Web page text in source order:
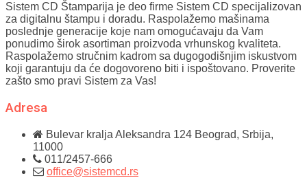
Sistem CD Štamparija je deo firme Sistem CD specijalizovan
za digitalnu štampu i doradu. Raspolažemo mašinama
poslednje generacije koje nam omogućavaju da Vam
ponudimo širok asortiman proizvoda vrhunskog kvaliteta.
Raspolažemo stručnim kadrom sa dugogodišnjim iskustvom
koji garantuju da će dogovoreno biti i ispoštovano. Proverite
zašto smo pravi Sistem za Vas!
Adresa
Bulevar kralja Aleksandra 124 Beograd, Srbija,
11000
011/2457-666
office@sistemcd.rs